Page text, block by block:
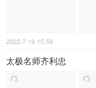
2022-7-19 15:58
太极名师齐利忠